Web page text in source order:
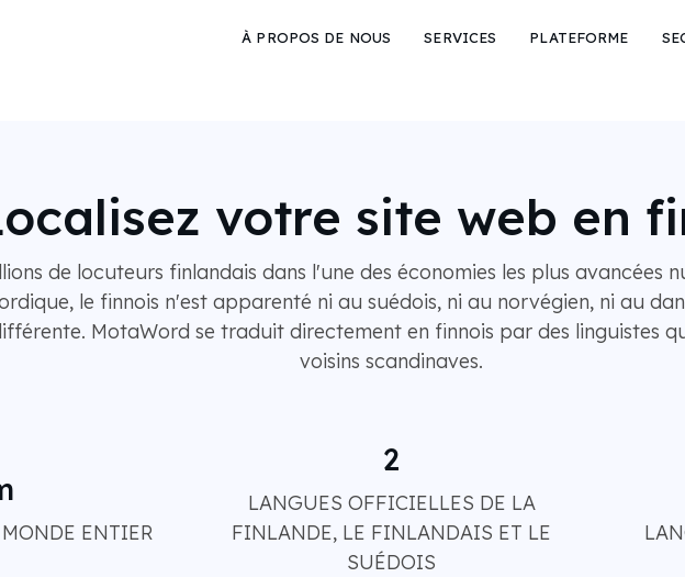
À PROPOS DE NOUS SERVICES PLATEFORME
votre site web en
de locuteurs finlandais dans l'une des économies les plus avancées
le finnois n'est apparenté ni au suédois, ni au norvégien, ni au
MotaWord se traduit directement en finnois par des linguistes
voisins scandinaves.
ENTIER
2
LANGUES OFFICIELLES DE LA
FINLANDE, LE FINLANDAIS ET LE
SUÉDOIS